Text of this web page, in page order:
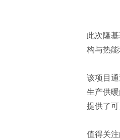
此次隆
构与热
该项目
生产供
提供了
值得关